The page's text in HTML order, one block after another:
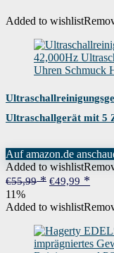
Added to wishlist
Ultraschallgerät mit 5
Auf amazon.de
Added to wishlist
€55,99
Ursprünglicher
war:
€55,99
€49,99
ist:
11%
Added to wishlist